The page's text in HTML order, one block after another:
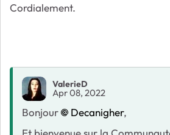
Cordialement.
ValerieD
Apr 08, 2022
Bonjour Decanigher,